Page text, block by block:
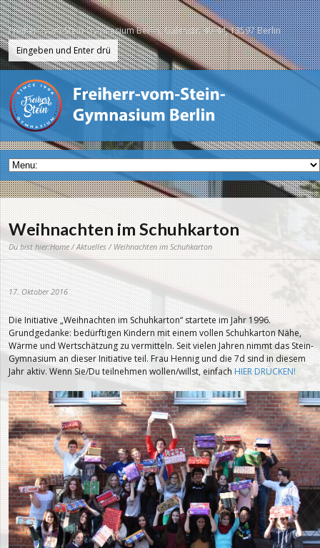
Freiherr-vom-Stein-Gymnasium Berlin, Galenstr. 40-44, 13597 Berlin
Weihnachten im Schuhkarton
Du bist hier:Home/Aktuelles/ Weihnachten im Schuhkarton
17. Oktober 2016
Die Initiative „Weihnachten im Schuhkarton“ startete im Jahr 1996.
Grundgedanke: bedürftigen Kindern mit einem vollen Schuhkarton Nähe,
Wärme und Wertschätzung zu vermitteln. Seit vielen Jahren nimmt das Stein-
Gymnasium an dieser Initiative teil. Frau Hennig und die 7d sind in diesem
Jahr aktiv. Wenn Sie/Du teilnehmen wollen/willst, einfachHIER DRÜCKEN!